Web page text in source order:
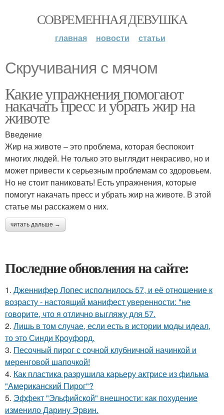
СОВРЕМЕННАЯ ДЕВУШКА
главная новости статьи
Скручивания с мячом
Какие упражнения помогают
накачать пресс и убрать жир на
животе
Введение
Жир на животе – это проблема, которая беспокоит
многих людей. Не только это выглядит некрасиво, но и
может привести к серьезным проблемам со здоровьем.
Но не стоит паниковать! Есть упражнения, которые
помогут накачать пресс и убрать жир на животе. В этой
статье мы расскажем о них.
читать дальше →
Последние обновления на сайте:
1. Дженнифер Лопес исполнилось 57, и её отношение к
возрасту - настоящий манифест уверенности: "не
говорите, что я отлично выгляжу для 57.
2. Лишь в том случае, если есть в истории моды идеал,
то это Синди Кроуфорд.
3. Песочный пирог с сочной клубничной начинкой и
меренговой шапочкой!
4. Как пластика разрушила карьеру актрисе из фильма
"Американский Пирог"?
5. Эффект "Эльфийской" внешности: как похудение
изменило Дарину Эрвин.